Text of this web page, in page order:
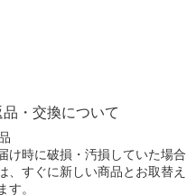
品・交換について
け時に破損・汚損していた場合
、すぐに新しい商品とお取替え
す。